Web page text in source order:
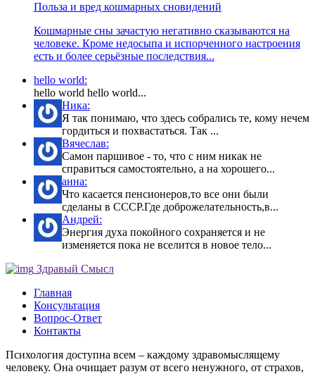
Польза и вред кошмарных сновидений
Кошмарные сны зачастую негативно сказываются на
человеке. Кроме недосыпа и испорченного настроения
есть и более серьёзные последствия...
hello world:
hello world hello world...
Ника:
Я так понимаю, что здесь собрались те, кому нечем
гордиться и похвастаться. Так ...
Вячеслав:
Самон паршивое - то, что с ним никак не
справиться самостоятельно, а на хорошего...
анна:
Что касается пенсионеров,то все они были
сделаны в СССР.Где доброжелательность,в...
Андрей:
Энергия духа покойного сохраняется и не
изменяется пока не вселится в новое тело...
Здравый Смысл
Главная
Консультация
Вопрос-Ответ
Контакты
Психология доступна всем – каждому здравомыслящему
человеку. Она очищает разум от всего ненужного, от страхов,